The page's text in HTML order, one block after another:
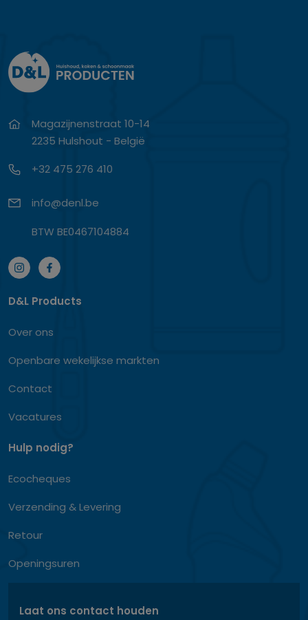
Magazijnenstraat 10-14
2235 Hulshout - België
+32 475 276 410
info@denl.be
BTW BE0467104884
D&L Products
Over ons
Openbare wekelijkse markten
Contact
Vacatures
Hulp nodig?
Ecocheques
Verzending & Levering
Retour
Openingsuren
Laat ons contact houden